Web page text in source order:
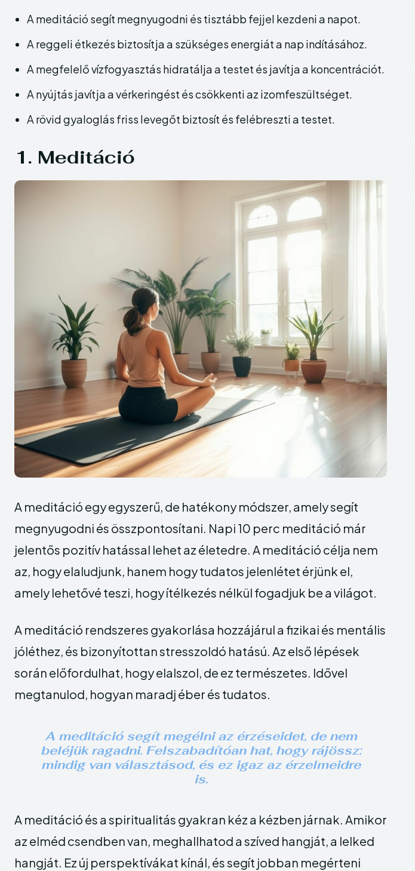
A meditáció segít megnyugodni és tisztább fejjel kezdeni a napot.
A reggeli étkezés biztosítja a szükséges energiát a nap indításához.
A megfelelő vízfogyasztás hidratálja a testet és javítja a koncentrációt.
A nyújtás javítja a vérkeringést és csökkenti az izomfeszültséget.
A rövid gyaloglás friss levegőt biztosít és felébreszti a testet.
1. Meditáció
A meditáció egy egyszerű, de hatékony módszer, amely segít
megnyugodni és összpontosítani. Napi 10 perc meditáció már
jelentős pozitív hatással lehet az életedre. A meditáció célja nem
az, hogy elaludjunk, hanem hogy tudatos jelenlétet érjünk el,
amely lehetővé teszi, hogy ítélkezés nélkül fogadjuk be a világot.
A meditáció rendszeres gyakorlása hozzájárul a fizikai és mentális
jóléthez, és bizonyítottan stresszoldó hatású. Az első lépések
során előfordulhat, hogy elalszol, de ez természetes. Idővel
megtanulod, hogyan maradj éber és tudatos.
A meditáció segít megélni az érzéseidet, de nem
beléjük ragadni. Felszabadítóan hat, hogy rájössz:
mindig van választásod, és ez igaz az érzelmeidre
is.
A meditáció és a spiritualitás gyakran kéz a kézben járnak. Amikor
az elméd csendben van, meghallhatod a szíved hangját, a lelked
hangját. Ez új perspektívákat kínál, és segít jobban megérteni